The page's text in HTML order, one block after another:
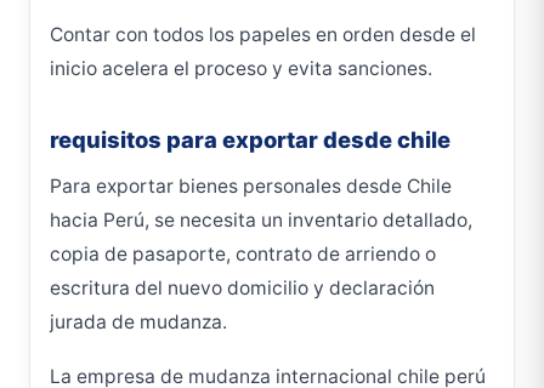
Contar con todos los papeles en orden desde el
inicio acelera el proceso y evita sanciones.
requisitos para exportar desde chile
Para exportar bienes personales desde Chile
hacia Perú, se necesita un inventario detallado,
copia de pasaporte, contrato de arriendo o
escritura del nuevo domicilio y declaración
jurada de mudanza.
La empresa de mudanza internacional chile perú